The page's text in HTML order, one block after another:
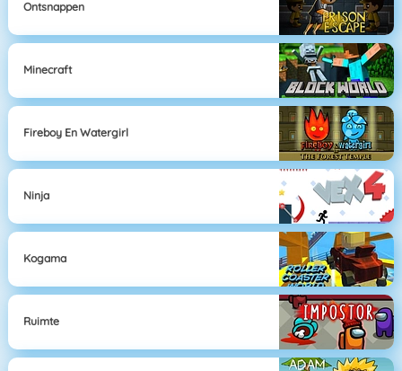
Ontsnappen
Minecraft
Fireboy En Watergirl
Ninja
Kogama
Ruimte